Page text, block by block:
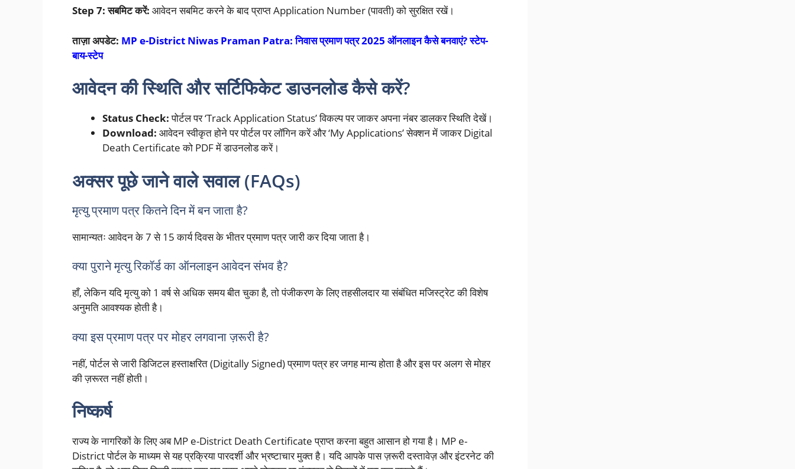
Step 7: सबमिट करें: आवेदन सबमिट करने के बाद प्राप्त Application Number (पावती) को सुरक्षित रखें।
ताज़ा अपडेट: MP e-District Niwas Praman Patra: निवास प्रमाण पत्र 2025 ऑनलाइन कैसे बनवाएं? स्टेप-
बाय-स्टेप
आवेदन की स्थिति और सर्टिफिकेट डाउनलोड कैसे करें?
Status Check:पोर्टल पर ‘Track Application Status’ विकल्प पर जाकर अपना नंबर डालकर स्थिति देखें।
Download: आवेदन स्वीकृत होने पर पोर्टल पर लॉगिन करें और ‘My Applications’ सेक्शन में जाकर Digital
Death Certificate को PDF में डाउनलोड करें।
अक्सर पूछे जाने वाले सवाल (FAQs)
मृत्यु प्रमाण पत्र कितने दिन में बन जाता है?
सामान्यतः आवेदन के 7 से 15 कार्य दिवस के भीतर प्रमाण पत्र जारी कर दिया जाता है।
क्या पुराने मृत्यु रिकॉर्ड का ऑनलाइन आवेदन संभव है?
हाँ, लेकिन यदि मृत्यु को 1 वर्ष से अधिक समय बीत चुका है, तो पंजीकरण के लिए तहसीलदार या संबंधित मजिस्ट्रेट की विशेष
अनुमति आवश्यक होती है।
क्या इस प्रमाण पत्र पर मोहर लगवाना ज़रूरी है?
नहीं, पोर्टल से जारी डिजिटल हस्ताक्षरित (Digitally Signed) प्रमाण पत्र हर जगह मान्य होता है और इस पर अलग से मोहर
की ज़रूरत नहीं होती।
निष्कर्ष
राज्य के नागरिकों के लिए अब MP e-District Death Certificate प्राप्त करना बहुत आसान हो गया है। MP e-
District पोर्टल के माध्यम से यह प्रक्रिया पारदर्शी और भ्रष्टाचार मुक्त है। यदि आपके पास ज़रूरी दस्तावेज़ और इंटरनेट की